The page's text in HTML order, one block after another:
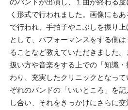
く形式で行われました。画像にもあ
で行われ、手拍子やこぶしを振り
として、パフォーマンスをする側
ることなど教えていただきました。
扱い方や音楽をする上での「知識
わり、充実したクリニックとなっ
ぞれのバンドの「いいところ」を
し合い、それをきっかけにさらに